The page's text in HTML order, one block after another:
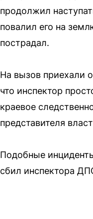
продолжил
повалил его на
пострадал.
На вызов приехали
что инспектор
краевое
представителя
Подобные
сбил инспектора